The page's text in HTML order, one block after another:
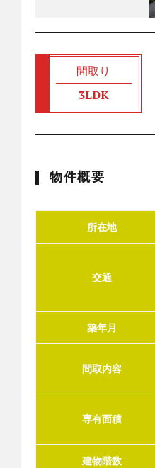
間取り
3LDK
物件概要
所在地
交通
築年月
間取内容
専有面積
建物階数